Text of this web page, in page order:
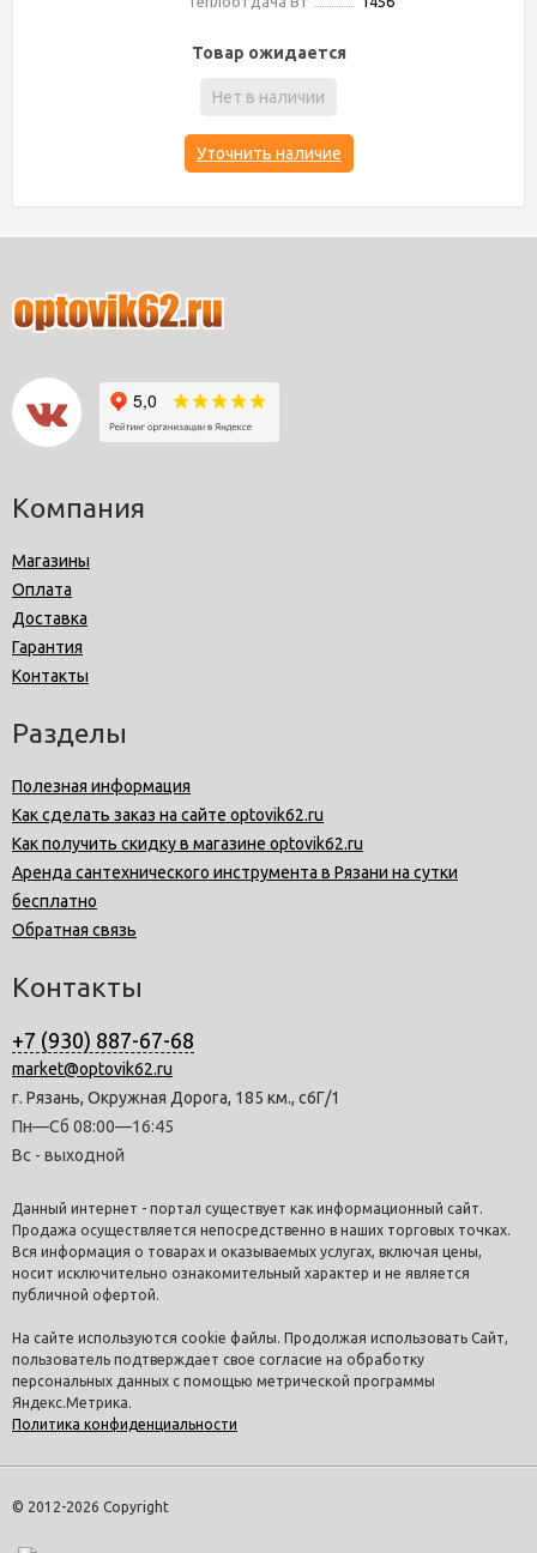
Товар ожидается
Нет в наличии
Уточнить наличие
Компания
Магазины
Оплата
Доставка
Гарантия
Контакты
Разделы
Полезная информация
Как сделать заказ на сайте optovik62.ru
Как получить скидку в магазине optovik62.ru
Аренда сантехнического инструмента в Рязани на сутки
бесплатно
Обратная связь
Контакты
+7 (930) 887-67-68
market@optovik62.ru
г. Рязань, Окружная Дорога, 185 км., с6Г/1
Пн—Сб 08:00—16:45
Вс - выходной
Данный интернет - портал существует как информационный сайт.
Продажа осуществляется непосредственно в наших торговых точках.
Вся информация о товарах и оказываемых услугах, включая цены,
носит исключительно ознакомительный характер и не является
публичной офертой.
На сайте используются cookie файлы. Продолжая использовать Сайт,
пользователь подтверждает свое согласие на обработку
персональных данных с помощью метрической программы
Яндекс.Метрика.
Политика конфиденциальности
© 2012-2026 Copyright